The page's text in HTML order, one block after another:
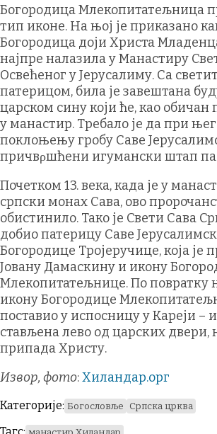
Богородица Млекопитатељница
тип иконе. На њој је приказано
Богородица доји Христа
најпре налазила у Манастиру
Освећеног у Јерусалиму. Са
патерицом, била је завештана
царском сину који ће, као
у манастир. Требало је да при
поклоњењу гробу Саве
причвρшћени игумански штап
Почетком 13. века, када је у
српски монах Сава, ово
обистинило. Тако је Свети Сава
добио патерицу Саве
Богородице Тројеручице, која је
Јовану Дамаскину и икону
Млекопитатељнице. По повратку
икону Богородице
поставио у испосницу у Кареји –
стављена лево од царских двери,
припада Христу.
Извор, фото:Хиландар.орг
Категорије: Богословље Српска црква